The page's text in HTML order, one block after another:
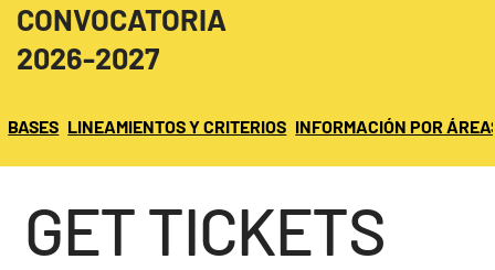
CONVOCATORIA
2026-2027
BASES LINEAMIENTOS Y CRITERIOS INFORMACIÓN POR
GET TICKETS